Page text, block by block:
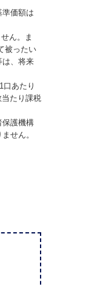
価額は
ん。ま
被ったい
は、将来
あたり
たり課税
保護機構
せん。